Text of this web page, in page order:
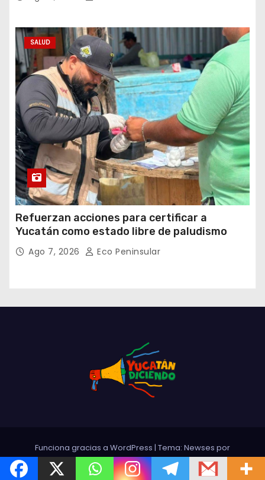
SALUD
Refuerzan acciones para certificar a
Yucatán como estado libre de paludismo
Ago 7, 2026 Eco Peninsular
Funciona gracias a WordPress | Tema: Newses por
Themeansar.